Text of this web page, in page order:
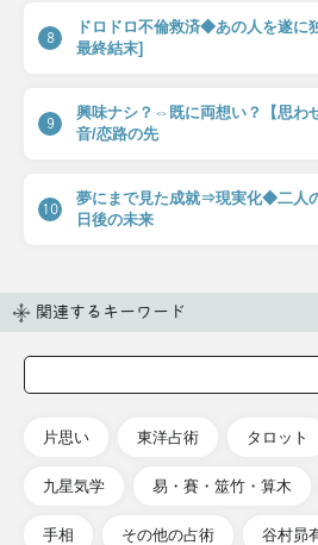
8
ドロドロ不倫救済◆あの人を遂に
最終結末]
9
興味ナシ？⇔既に両想い？【思わ
音/恋路の先
10
夢にまで見た成就⇒現実化◆二人
日後の未来
関連するキーワード
片思い 東洋占術 タロット
九星気学 易・賽・筮竹・算木
手相 その他の占術 谷村昴